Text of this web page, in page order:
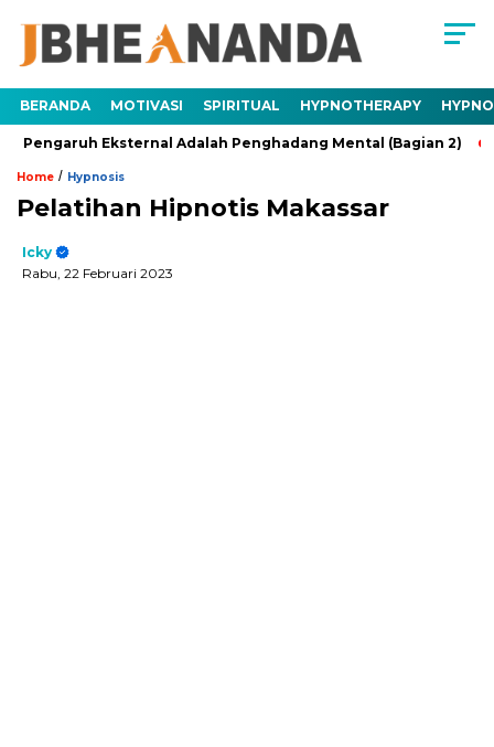
BERANDA MOTIVASI SPIRITUAL HYPNOTHERAPY
Eksternal Adalah Penghadang Mental (Bagian 2)
Home / Hypnosis
Pelatihan Hipnotis Makassar
Icky
Rabu, 22 Februari 2023